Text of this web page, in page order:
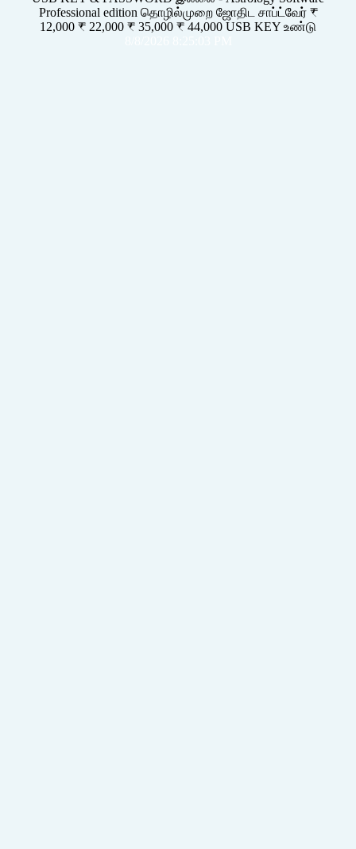
Professional edition தொழில்முறை ஜோதிட சாப்ட்வேர் ₹
12,000 ₹ 22,000 ₹ 35,000 ₹ 44,000 USB KEY உண்டு